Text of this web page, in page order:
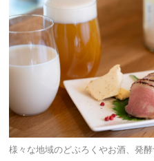
様々な地域のどぶろくやお酒、発